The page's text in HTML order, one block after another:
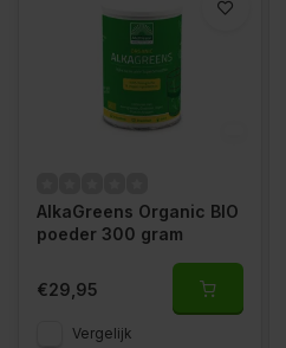
AlkaGreens Organic BIO
poeder 300 gram
€29,95
Vergelijk